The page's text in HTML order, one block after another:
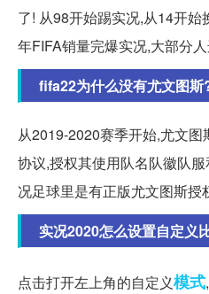
了! 从98开始踢实况,从14开
年FIFA销量完爆实况,大部分人
fifa22为什么没有尤文图斯
从2019-2020赛季开始,尤文
协议,授权其使用队名队徽队
况足球里是有正版尤文图斯授
实况2020怎么设置自定义
点击打开左上角的自定义模式